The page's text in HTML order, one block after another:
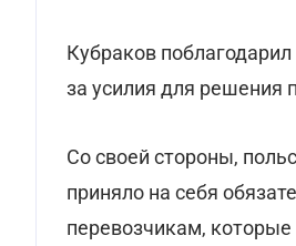
Кубраков
за усилия для решения
Со своей стороны,
приняло на себя
перевозчикам,